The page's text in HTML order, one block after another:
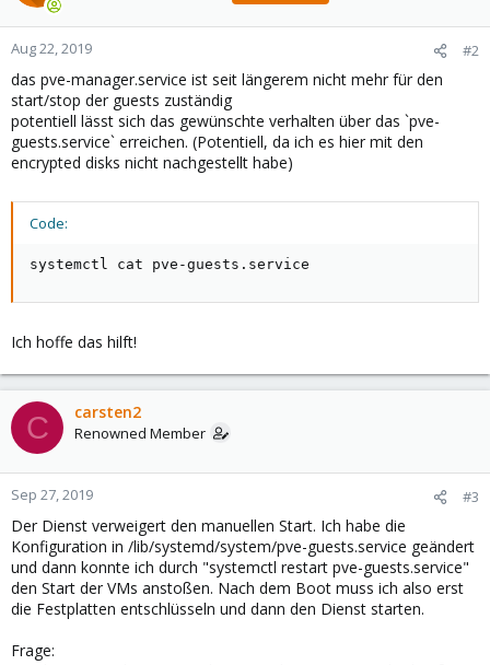
Aug 22, 2019 #2
das pve-manager.service ist seit längerem nicht mehr für den
start/stop der guests zuständig
potentiell lässt sich das gewünschte verhalten über das `pve-
guests.service` erreichen. (Potentiell, da ich es hier mit den
encrypted disks nicht nachgestellt habe)
Code:
systemctl cat pve-guests.service
Ich hoffe das hilft!
C carsten2
Renowned Member
Sep 27, 2019 #3
Der Dienst verweigert den manuellen Start. Ich habe die
Konfiguration in /lib/systemd/system/pve-guests.service geändert
und dann konnte ich durch "systemctl restart pve-guests.service"
den Start der VMs anstoßen. Nach dem Boot muss ich also erst
die Festplatten entschlüsseln und dann den Dienst starten.
Frage: